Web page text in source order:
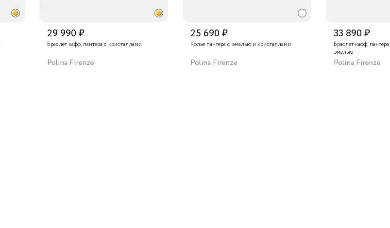
29 990 ₽
Браслет кафф, пантера с кристаллами
Polina Firenze
25 690 ₽
Колье пантера с эмалью и кристаллами
Polina Firenze
33 890 ₽
Браслет кафф,
эмалью
Polina Firenze